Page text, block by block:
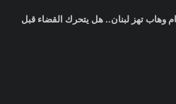
وهاب تهز لبنان.. هل يتحرك القضاء قبل